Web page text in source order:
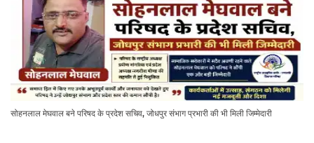
सोहनलाल मेघवाल बने परिषद के प्रदेश सचिव, जोधपुर संभाग प्रभारी की भी मिली जिम्मेदारी